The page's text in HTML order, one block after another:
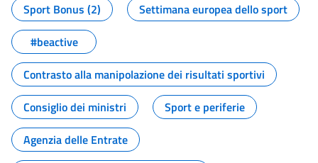
Sport Bonus (2)
Settimana europea dello sport
#beactive
Contrasto alla manipolazione dei risultati sportivi
Consiglio dei ministri
Sport e periferie
Agenzia delle Entrate